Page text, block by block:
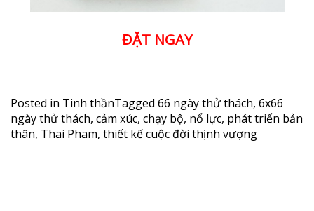
ĐẶT NGAY
Posted in Tinh thầnTagged 66 ngày thử thách, 6x66
ngày thử thách, cảm xúc, chạy bộ, nổ lực, phát triển bản
thân, Thai Pham, thiết kế cuộc đời thịnh vượng